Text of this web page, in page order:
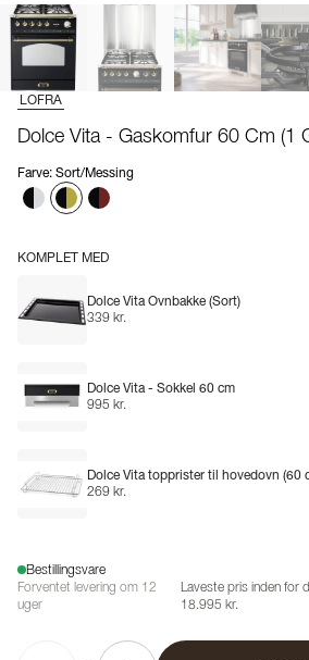
LOFRA
Dolce Vita - Gaskomfur 60 Cm (1
Farve: Sort/Messing
KOMPLET MED
Dolce Vita Ovnbakke (Sort)
339 kr.
Dolce Vita - Sokkel 60 cm
995 kr.
Dolce Vita topprister til hovedovn (60
269 kr.
Bestillingsvare
Forventet levering om 12
uger
Laveste pris inden for
18.995 kr.